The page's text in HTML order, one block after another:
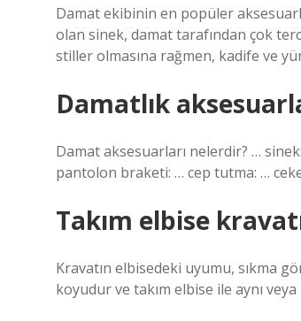
Damat ekibinin en popüler
olan sinek, damat tarafından çok
stiller olmasına rağmen, kadife ve
Damatlık
Damat aksesuarları nelerdir? …
pantolon braketi: … cep tutma: …
Takım elbise
Kravatın elbisedeki uyumu, sıkma
koyudur ve takım elbise ile aynı